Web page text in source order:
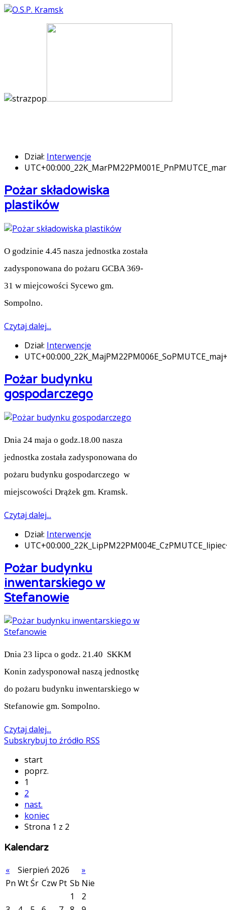
Dział: Interwencje
Pożar składowiska
plastików
O godzinie 4.45 nasza jednostka została
zadysponowana do pożaru GCBA 369-
31 w miejcowości Sycewo gm.
Sompolno.
Czytaj dalej...
Dział: Interwencje
Pożar budynku
gospodarczego
Dnia 24 maja o godz.18.00 nasza
jednostka została zadysponowana do
pożaru budynku gospodarczego w
miejscowości Drążek gm. Kramsk.
Czytaj dalej...
Dział: Interwencje
Pożar budynku
inwentarskiego w
Stefanowie
Dnia 23 lipca o godz. 21.40 SKKM
Konin zadysponował naszą jednostkę
do pożaru budynku inwentarskiego w
Stefanowie gm. Sompolno.
Czytaj dalej...
Subskrybuj to źródło RSS
start
poprz.
1
2
nast.
koniec
Strona 1 z 2
Kalendarz
«
Sierpień 2026
»
Pn WtŚr Czw Pt Sb Nie
1
2